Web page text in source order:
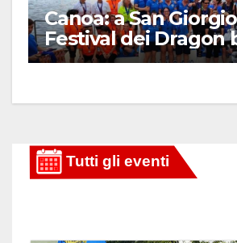
Canoa: a San
Festival dei Dragon